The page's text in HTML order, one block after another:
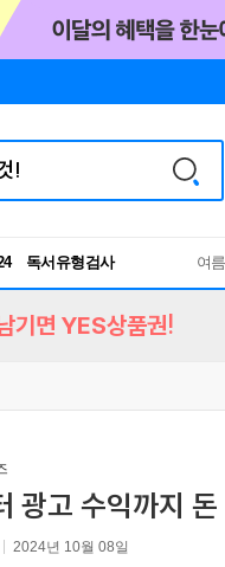
독서유형검사
RBTI Lab
여
기면 YES상품권!
광고 수익까지
2024년 10월 08일